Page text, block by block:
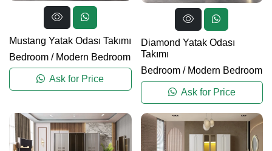
Mustang Yatak Odası Takımı
Bedroom / Modern Bedroom
Ask for Price
Diamond Yatak Odası
Takımı
Bedroom/ Modern Bedroom
Ask for Price